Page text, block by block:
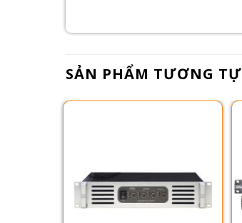
SẢN PHẨM TƯƠNG TỰ